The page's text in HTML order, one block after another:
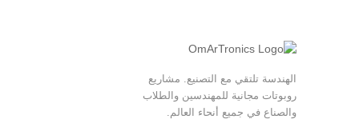
الهندسة تلتقي مع التصنيع. مشاريع
روبوتات مجانية للمهندسين والطلاب
والصناع في جميع أنحاء العالم.